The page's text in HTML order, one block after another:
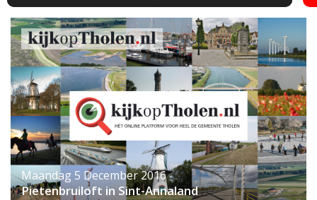
Maandag 5 December 2016
Pietenbruiloft in Sint-Annaland